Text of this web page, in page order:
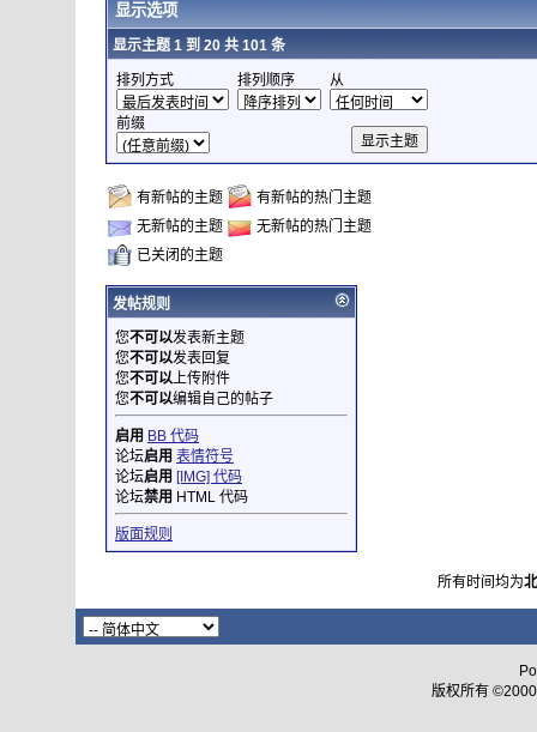
显示选项
显示主题 1 到 20 共 101 条
排列方式 排列顺序 从
前缀
有新帖的主题
有新帖的热门主题
无新帖的主题
无新帖的热门主题
已关闭的主题
发帖规则
您不可以发表新主题
您不可以发表回复
您不可以上传附件
您不可以编辑自己的帖子
启用 BB 代码
论坛启用 表情符号
论坛启用 [IMG] 代码
论坛禁用 HTML 代码
版面规则
所有时间均为
版权所有